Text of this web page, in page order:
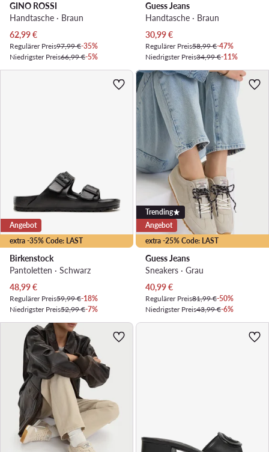
GINO ROSSI
Handtasche · Braun
Aktueller Preis
62,99€
Regulärer Preis97,99 €-35%
Niedrigster Preis66,99 €-5%
Guess Jeans
Handtasche · Braun
Aktueller Preis
30,99€
Regulärer Preis58,99 €-47%
Niedrigster Preis34,99 €-11%
extra -35% Code: LAST
Angebot
Birkenstock
Pantoletten · Schwarz
Aktueller Preis
48,99€
Regulärer Preis59,99 €-18%
Niedrigster Preis52,99 €-7%
extra -25% Code: LAST
Trending
Angebot
Guess Jeans
Sneakers · Grau
Aktueller Preis
40,99€
Regulärer Preis81,99 €-50%
Niedrigster Preis43,99 €-6%